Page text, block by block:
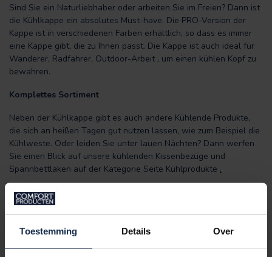
Toestemming Details Over
Sind Sie ein Naturliebhaber oder arbeiten Sie im Freien? Dann ist
die Kühlkappe ein absolutes Must-have. Die PRO-Version der
Kappe ist in verschiedenen Farben erhältlich, so dass es immer
eine Kappe gibt, die zu Ihnen passt. Die Kappe ist auch ideal für
Wanderer, Radfahrer, Outdoor-Arbeit , um einen kühlen Kopf zu
bewahren.
Komplettes Sortiment
Neben der Kühlkappe gibt es auch andere Kühlende Produkte,
die sich an heißen Tagen gut nutzen lassen, wie zum Beispiel die
Kühlweste. Oder leiden Sie unter lauen Nächten? Dann werfen
Sie einen Blick auf unsere kühlenden Kissenbezüge und
Spannbettlaken auf der Kategorie Seite Kühlprodukte .
Eigenschaften:
Vergrößerte Kühlfläche
Erhältlich in den Farben: Weiß, Blau, Schwarz, Khaki und